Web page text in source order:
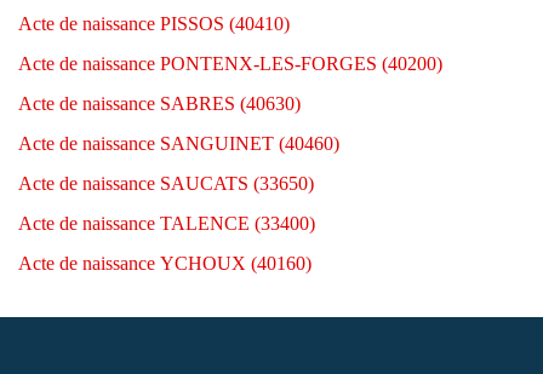
Acte de naissance PISSOS (40410)
Acte de naissance PONTENX-LES-FORGES (40200)
Acte de naissance SABRES (40630)
Acte de naissance SANGUINET (40460)
Acte de naissance SAUCATS (33650)
Acte de naissance TALENCE (33400)
Acte de naissance YCHOUX (40160)